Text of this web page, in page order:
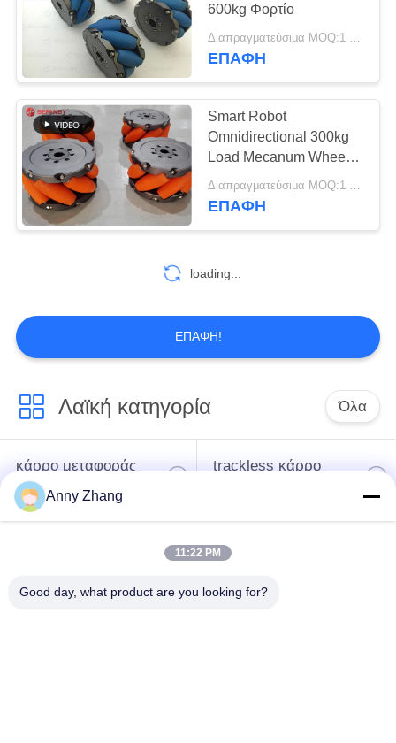
Ηλεκτρικό κάρρο
μεταφοράς
Υλικά κάρρα
μεταφοράς
41
κάρρο μεταφοράς
σπειρών
Κάρρο μεταφοράς
600kg Φορτίο
ΕΠΑΦΉ
Smart Robot
Omnidirectional 300kg
Load Mecanum Wheel
152 mm
Διαπραγματεύσιμα MOQ:1 Piece
ΕΠΑΦΉ
loading...
ΕΠΑΦΉ!
Λαϊκή κατηγορία Όλα
κάρρο μεταφοράς
μπαταριών
trackless κάρρο
καθοδηγημένο όχημα
Anny Zhang
11:22 PM
Good day, what product are you looking for?